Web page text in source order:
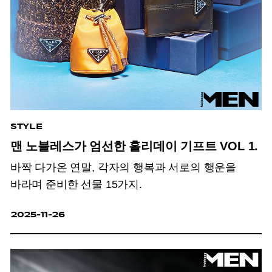
STYLE
맨 노블레스가 엄선한 홀리데이 기프트 VOL 1.
바짝 다가온 연말, 각자의 행복과 서로의 행운을
바라며 준비한 선물 15가지.
2025-11-26